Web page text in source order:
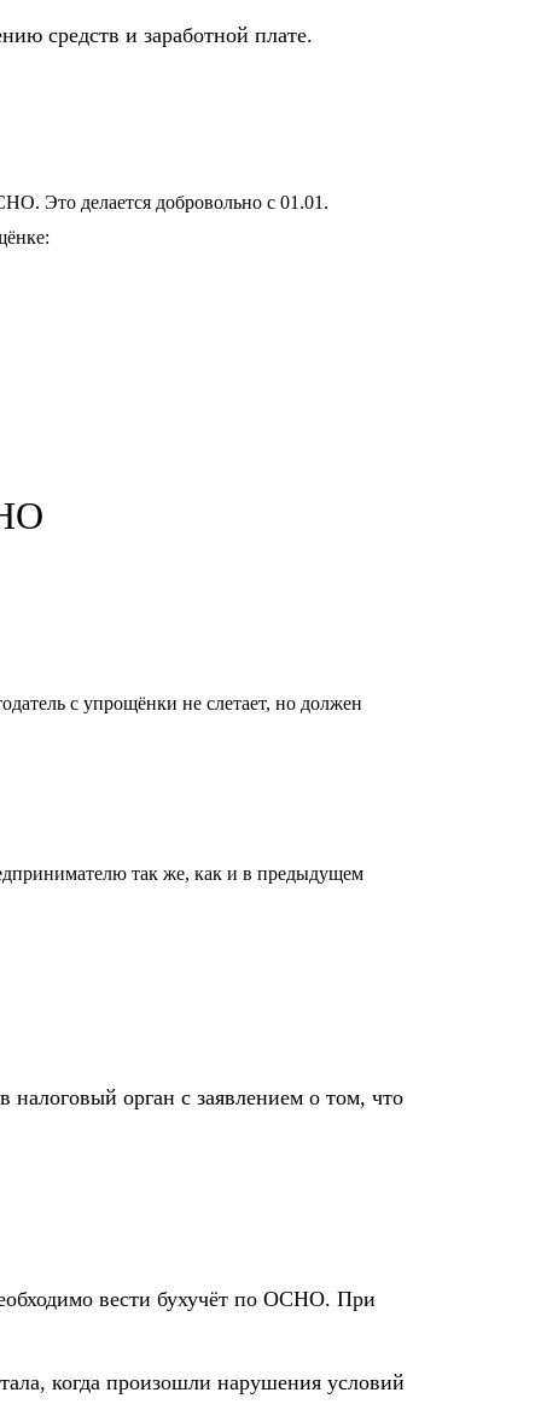
средств и заработной плате.
Это делается добровольно с 01.01.
с упрощёнки не слетает, но должен
так же, как и в предыдущем
орган с заявлением о том, что
вести бухучёт по ОСНО. При
когда произошли нарушения условий